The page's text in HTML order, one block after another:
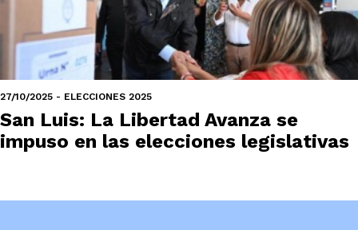
27/10/2025 - ELECCIONES 2025
San Luis: La Libertad Avanza se
impuso en las elecciones legislativas